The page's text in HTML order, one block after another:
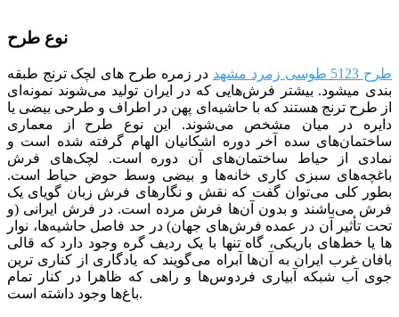
نوع طرح
طرح 5123 طوسی زمرد مشهد
در زمره طرح های لچک ترنج طبقه
بندی می­شود. بیشتر فرش‌هایی که در ایران تولید می‌شوند نمونه‌ای
از طرح ترنج هستند که با حاشیه‌ای پهن در اطراف و طرحی بیضی یا
دایره در میان مشخص می‌شوند. این نوع طرح از معماری
ساختمان‌های سده آخر دوره اشکانیان الهام گرفته شده است و
نمادی از حیاط ساختمان‌های آن دوره است. لچک‌های فرش
باغچه‌های سبزی کاری خانه‌ها و بیضی وسط حوض حیاط است.
بطور کلی می‌توان گفت که نقش و نگارهای فرش زبان گویای یک
فرش می‌باشند و بدون آن‌ها فرش مرده است. در فرش ایرانی (و
تحت تأثیر آن در عمده فرش‌های جهان) در حد فاصل حاشیه‌ها، نوار
ها یا خط‌های باریکی، ‌گاه تنها با یک ردیف گره وجود دارد که قالی
بافان غرب ایران به آن‌ها آبراه می‌گویند که یادگاری از کناری ترین
جوی آب شبکه‌ آبیاری فردوس‌ها و راهی که ظاهرا در کنار تمام
باغ‌ها وجود داشته است.